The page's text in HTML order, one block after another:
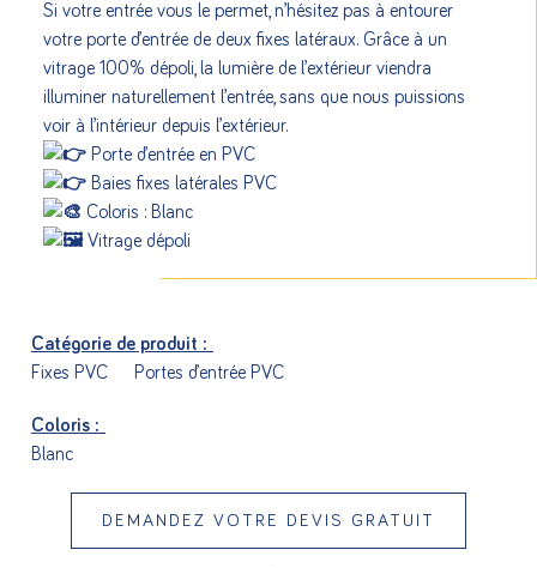
Si votre entrée vous le permet, n’hésitez pas à entourer
votre porte d’entrée de deux fixes latéraux. Grâce à un
vitrage 100% dépoli, la lumière de l’extérieur viendra
illuminer naturellement l’entrée, sans que nous puissions
voir à l’intérieur depuis l’extérieur.
Porte d’entrée en PVC
Baies fixes latérales PVC
Coloris : Blanc
Vitrage dépoli
Catégorie de produit :
Fixes PVC
Portes d’entrée PVC
Coloris :
Blanc
DEMANDEZ VOTRE DEVIS GRATUIT